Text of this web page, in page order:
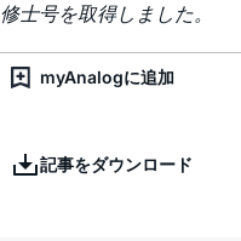
修士号を取得しました。
myAnalogに追加
記事をダウンロード